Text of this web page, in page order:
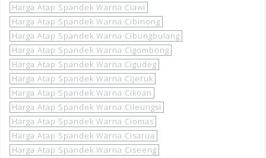
Harga Atap Spandek Warna Ciawi
Harga Atap Spandek Warna Cibinong
Harga Atap Spandek Warna Cibungbulang
Harga Atap Spandek Warna Cigombong
Harga Atap Spandek Warna Cigudeg
Harga Atap Spandek Warna Cijeruk
Harga Atap Spandek Warna Cikoan
Harga Atap Spandek Warna Cileungsi
Harga Atap Spandek Warna Ciomas
Harga Atap Spandek Warna Cisarua
Harga Atap Spandek Warna Ciseeng